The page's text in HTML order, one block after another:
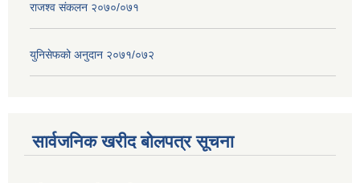
राजश्व संकलन २०७०/०७१
युनिसेफको अनुदान २०७१/०७२
सार्वजनिक खरीद बोलपत्र सूचना